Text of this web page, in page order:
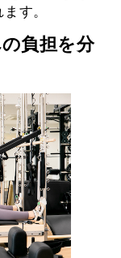
す。
負担を分